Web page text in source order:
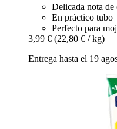
Delicada nota de
En práctico tubo
Perfecto para
3,99 € (22,80 € / kg)
Entrega hasta el 19